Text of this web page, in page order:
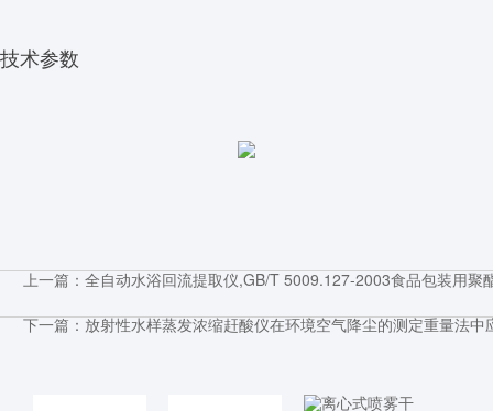
技术参数
上一篇：全自动水浴回流提取仪,GB/T 5009.127-2003食品包装用聚
下一篇：放射性水样蒸发浓缩赶酸仪在环境空气降尘的测定重量法中